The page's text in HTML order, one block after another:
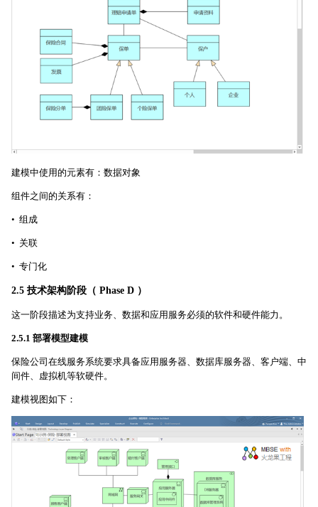
建模中使用的元素有：数据对象
组件之间的关系有：
• 组成
• 关联
• 专门化
2.5 技术架构阶段（ Phase D ）
这一阶段描述为支持业务、数据和应用服务必须的软件和硬件能力。
2.5.1 部署模型建模
保险公司在线服务系统要求具备应用服务器、数据库服务器、客户端、中
间件、虚拟机等软硬件。
建模视图如下：